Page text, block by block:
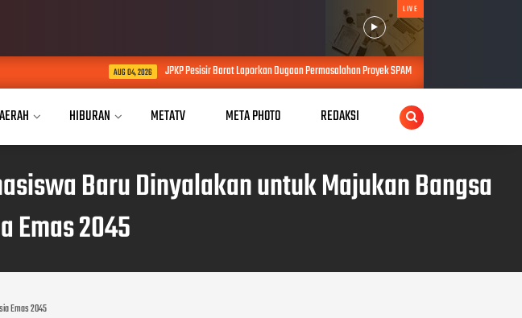
LIVE
JPKP Pesisir Barat Laporkan Dugaan Permasalahan Proyek SPAM Senilai Lebih dari Rp4 Miliar ke Kejati Lampung
HIBURAN METATV META PHOTO REDAKSI
Baru Dinyalakan untuk Majukan Bangsa
Emas 2045
Emas 2045